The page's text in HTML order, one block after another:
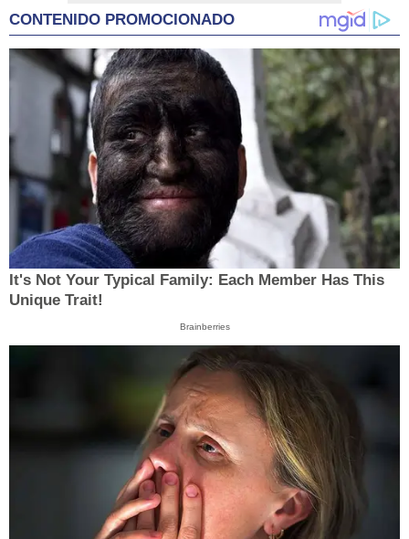
CONTENIDO PROMOCIONADO
It's Not Your Typical Family: Each Member Has This
Unique Trait!
Brainberries